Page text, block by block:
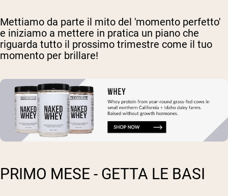
Mettiamo da parte il mito del 'momento perfetto'
e iniziamo a mettere in pratica un piano che
riguarda tutto il prossimo trimestre come il tuo
momento per brillare!
PRIMO MESE - GETTA LE BASI